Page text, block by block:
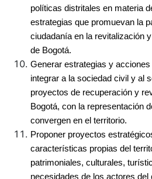
políticas distritales en materia
estrategias que promuevan la
ciudadanía en la revitalización
de Bogotá.
Generar estrategias y
integrar a la sociedad civil y al
proyectos de recuperación y
Bogotá, con la representación
convergen en el territorio.
Proponer proyectos
características propias del
patrimoniales, culturales,
necesidades de los actores del